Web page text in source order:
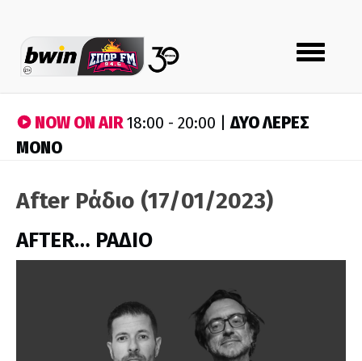
Toggle
navigation
NOW ON AIR18:00 - 20:00 |ΔΥΟ ΛΕΡΕΣ
ΜΟΝΟ
After Ράδιο (17/01/2023)
AFTER… ΡΑΔΙΟ